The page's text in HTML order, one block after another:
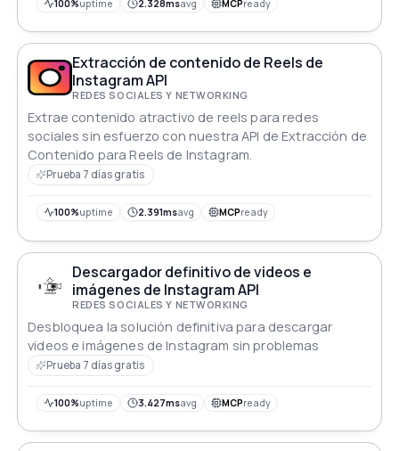
100%uptime 2.328msavg MCPready
Extracción de contenido de Reels de
Instagram API
REDES SOCIALES Y NETWORKING
Extrae contenido atractivo de reels para redes
sociales sin esfuerzo con nuestra API de Extracción de
Contenido para Reels de Instagram.
Prueba 7 días gratis
100%uptime 2.391msavg MCPready
Descargador definitivo de videos e
imágenes de Instagram API
REDES SOCIALES Y NETWORKING
Desbloquea la solución definitiva para descargar
videos e imágenes de Instagram sin problemas
Prueba 7 días gratis
100%uptime 3.427msavg MCPready